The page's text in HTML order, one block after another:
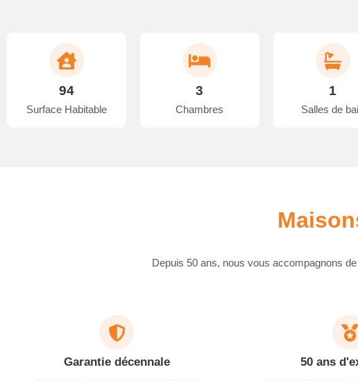
94
Surface Habitable
3
Chambres
1
Salles de
Depuis 50 ans, nous vous accompagnons
Garantie décennale 50 ans